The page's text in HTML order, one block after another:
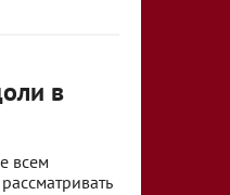
в
всем